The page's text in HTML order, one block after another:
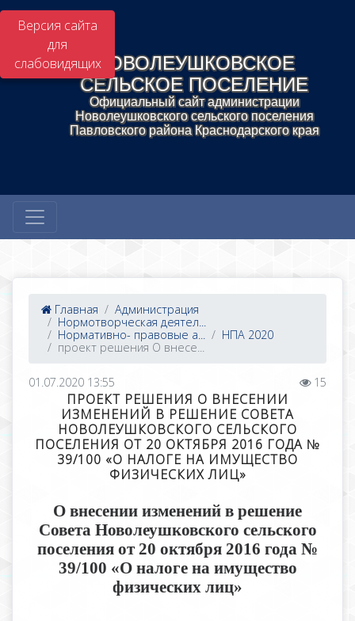
Версия сайта
для
слабовидящихНОВОЛЕУШКОВСКОЕ
СЕЛЬСКОЕ ПОСЕЛЕНИЕ
Официальный сайт администрации
Новолеушковского сельского поселения
Павловского района Краснодарского края
Главная
Администрация
Нормотворческая деятел...
Нормативно- правовые а...
НПА 2020
проект решения О внесе...
01.07.2020 13:55 15
ПРОЕКТ РЕШЕНИЯ О ВНЕСЕНИИ
ИЗМЕНЕНИЙ В РЕШЕНИЕ СОВЕТА
НОВОЛЕУШКОВСКОГО СЕЛЬСКОГО
ПОСЕЛЕНИЯ ОТ 20 ОКТЯБРЯ 2016 ГОДА №
39/100 «О НАЛОГЕ НА ИМУЩЕСТВО
ФИЗИЧЕСКИХ ЛИЦ»
О внесении изменений в решение
Совета Новолеушковского сельского
поселения от 20 октября 2016 года №
39/100 «О налоге на имущество
физических лиц»